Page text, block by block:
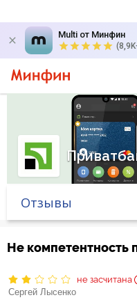
Multi от Минфин
Банк в новостях
Отзывы
Не компетентность
не засчитана
Сергей Лысенко